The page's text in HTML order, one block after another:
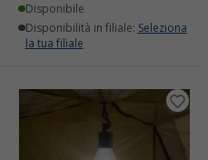
Disponibile
Disponibilità in filiale: Seleziona
la tua filiale